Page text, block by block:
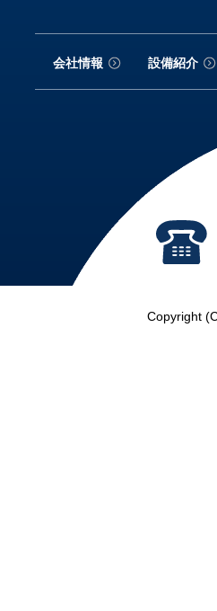
会社情報 設備紹介
Copyright